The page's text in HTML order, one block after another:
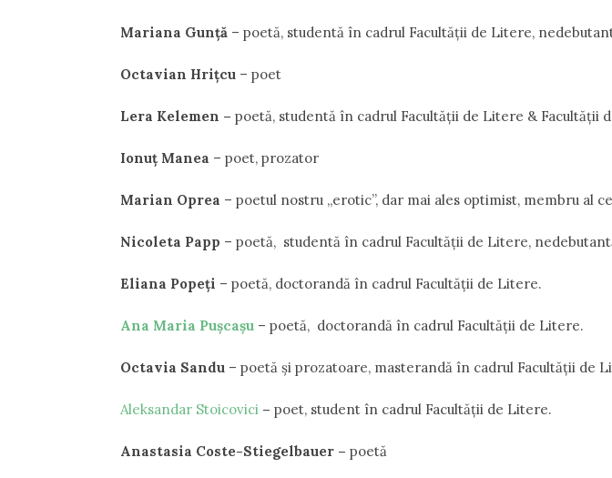
Mariana Gunță – poetă, studentă în cadrul Facultății de Litere,
Octavian Hrițcu – poet
Lera Kelemen – poetă, studentă în cadrul Facultății de Litere & Facultății
Ionuț Manea – poet, prozator
Marian Oprea – poetul nostru „erotic”, dar mai ales optimist, membru al
Nicoleta Papp – poetă, studentă în cadrul Facultății de Litere,
Eliana Popeţi – poetă, doctorandă în cadrul Facultății de Litere.
Ana Maria Puşcaşu – poetă, doctorandă în cadrul Facultății de Litere.
Octavia Sandu – poetă și prozatoare, masterandă în cadrul Facultății de
Aleksandar Stoicovici – poet, student în cadrul Facultății de Litere.
Anastasia Coste-Stiegelbauer – poetă